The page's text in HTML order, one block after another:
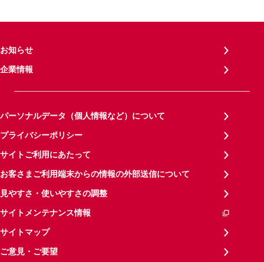
お知らせ
企業情報
パーソナルデータ（個人情報など）について
プライバシーポリシー
サイトご利用にあたって
お客さまご利用端末からの情報の外部送信について
見やすさ・使いやすさの調整
サイトメンテナンス情報
サイトマップ
ご意見・ご要望